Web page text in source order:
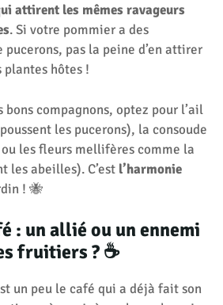
attirent les mêmes ravageurs
. Si votre pommier a des
pucerons, pas la peine d’en attirer
plantes hôtes !
bons compagnons, optez pour l’ail
les pucerons), la consoude
les fleurs mellifères comme la
les abeilles). C’est l’harmonie
! 🐝
: un allié ou un ennemi
fruitiers ? ☕
un peu le café qui a déjà fait son